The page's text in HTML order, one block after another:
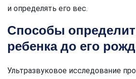
и определять его вес.
Способы
ребенка до его
Ультразвуковое исследование